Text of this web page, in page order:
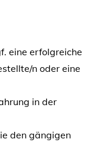
eine erfolgreiche
n oder eine
in der
den gängigen